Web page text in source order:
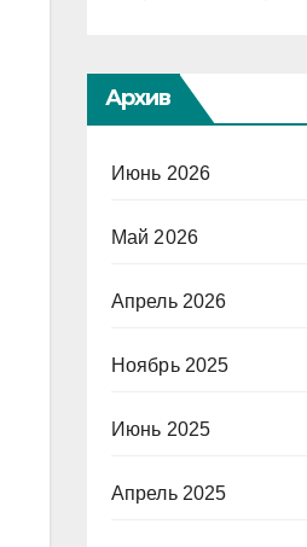
Архив
Июнь 2026
Май 2026
Апрель 2026
Ноябрь 2025
Июнь 2025
Апрель 2025